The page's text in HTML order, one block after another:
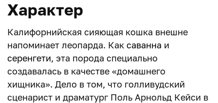
Характер
Калифорнийская сияющая кошка внешне
напоминает леопарда. Как саванна и
серенгети, эта порода специально
создавалась в качестве «домашнего
хищника». Дело в том, что голливудский
сценарист и драматург Поль Арнольд Кейси в